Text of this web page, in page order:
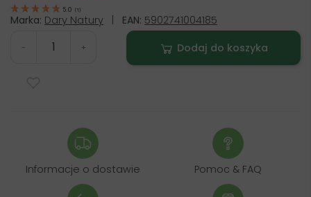
5.0 (1)
Marka: Dary Natury | EAN: 5902741004185
- + Dodaj do koszyka
Informacje o dostawie Pomoc & FAQ